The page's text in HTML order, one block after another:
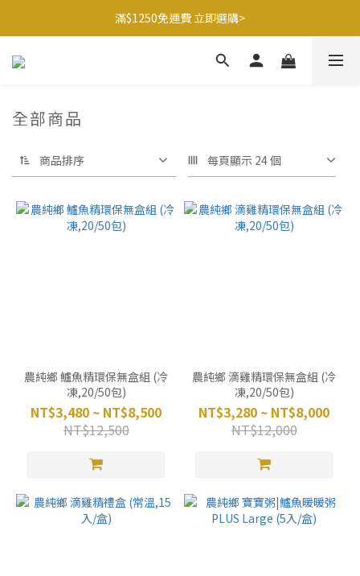
滿$1250免運費 立即選購>
父親節送健康 禮盒$1080起 >
全部商品
商品排序 每頁顯示 24 個
農純鄉 鱸魚精環保無盒組 (冷
凍,20/50包)
NT$3,480 ~ NT$8,500
NT$12,500
農純鄉 滴雞精環保無盒組 (冷
凍,20/50包)
NT$3,280 ~ NT$8,000
NT$12,000